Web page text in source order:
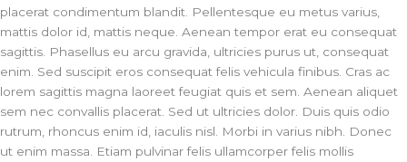
placerat condimentum blandit. Pellentesque eu metus varius,
mattis dolor id, mattis neque. Aenean tempor erat eu consequat
sagittis. Phasellus eu arcu gravida, ultricies purus ut, consequat
enim. Sed suscipit eros consequat felis vehicula finibus. Cras ac
lorem sagittis magna laoreet feugiat quis et sem. Aenean aliquet
sem nec convallis placerat. Sed ut ultricies dolor. Duis quis odio
rutrum, rhoncus enim id, iaculis nisl. Morbi in varius nibh. Donec
ut enim massa. Etiam pulvinar felis ullamcorper felis mollis